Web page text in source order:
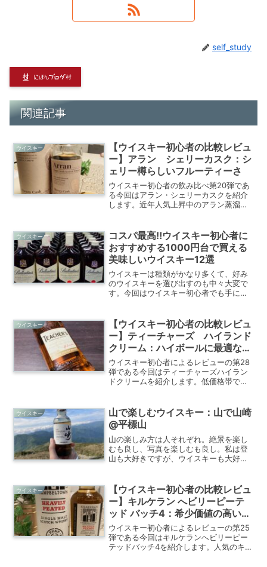
self_study
関連記事
ウイスキー
【ウイスキー初心者の比較レビュ
ー】アラン シェリーカスク：シ
ェリー樽らしいフルーティーさ
ウイスキー初心者の飲み比べ第20弾であ
る今回はアラン・シェリーカスクを紹介
します。近年人気上昇中のアラン蒸溜所
の味わいをしっかりと楽しめます。この
アラン・シェリーカスクをウイスキー初
心者が飲んでみてどの様に感じたのでし
ょうか？
ウイスキー
コスパ最高‼ウイスキー初心者に
おすすめする1000円台で買える
美味しいウイスキー12選
ウイスキーは種類がかなり多くて、好み
のウイスキーを選び出すのも中々大変で
す。今回はウイスキー初心者でも手に取
ウイスキー
【ウイスキー初心者の比較レビュ
ー】ティーチャーズ ハイランド
クリーム：ハイボールに最適なス
モーキー入門編
ウイスキー初心者によるレビューの第28
弾である今回はティーチャーズハイラン
ドクリームを紹介します。低価格帯であ
みたいウイスキー初心者におすすめなウ
イスキーです。
ウイスキー
山で楽しむウイスキー：山で山崎
@平標山
山の楽しみ方は人それぞれ。絶景を楽し
むも良し、写真を楽しむも良し。私は登
山も大好きですが、ウイスキーも大好き
た山崎について書いていきます。
ウイスキー
【ウイスキー初心者の比較レビュ
ー】キルケラン へビリーピーテ
ッド バッチ4：希少価値の高いキ
ャンベルタウンモルト
ウイスキー初心者によるレビューの第25
弾である今回はキルケランへビリーピー
テッドバッチ4を紹介します。人気のキャ